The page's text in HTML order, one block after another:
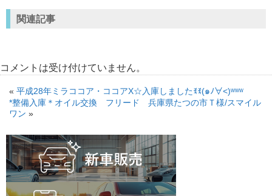
関連記事
コメントは受け付けていません。
« 平成28年ミラココア・ココアX☆入庫しましたꉂꉂ(๑ﾉ∀˂)ʷʷʷ
*整備入庫＊オイル交換 フリード 兵庫県たつの市Ｔ様/スマイル
ワン »